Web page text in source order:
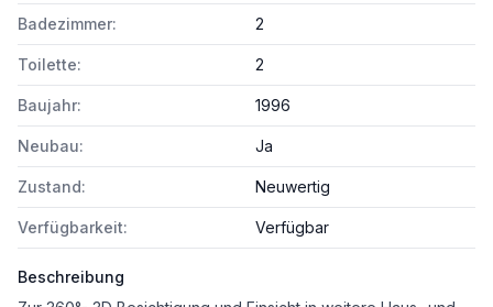
Badezimmer: 2
Toilette: 2
Baujahr: 1996
Neubau: Ja
Zustand: Neuwertig
Verfügbarkeit: Verfügbar
Beschreibung